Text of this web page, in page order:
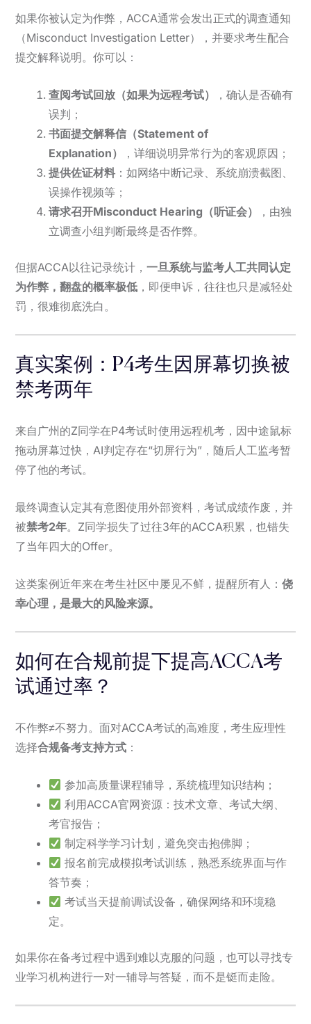
如果你被认定为作弊，ACCA通常会发出正式的调查通知
（Misconduct Investigation Letter），并要求考生配合
提交解释说明。你可以：
查阅考试回放（如果为远程考试）
，确认是否确有
误判；
书面提交解释信（Statement of
Explanation）
，详细说明异常行为的客观原因；
提供佐证材料 ：如网络中断记录、系统崩溃截图、
误操作视频等；
请求召开Misconduct Hearing（听证会）
，由独
立调查小组判断最终是否作弊。
但据ACCA以往记录统计， 一旦系统与监考人工共同认定
为作弊，翻盘的概率极低 ，即便申诉，往往也只是减轻处
罚，很难彻底洗白。
真实案例：P4考生因屏幕切换被
禁考两年
来自广州的Z同学在P4考试时使用远程机考，因中途鼠标
拖动屏幕过快，AI判定存在“切屏行为”，随后人工监考暂
停了他的考试。
最终调查认定其有意图使用外部资料，考试成绩作废，并
被禁考2年。Z同学损失了过往3年的ACCA积累，也错失
了当年四大的Offer。
这类案例近年来在考生社区中屡见不鲜，提醒所有人： 侥
幸心理，是最大的风险来源。
如何在合规前提下提高ACCA考
试通过率？
不作弊≠不努力。面对ACCA考试的高难度，考生应理性
选择合规备考支持方式 ：
参加高质量课程辅导，系统梳理知识结构；
利用ACCA官网资源：技术文章、考试大纲、
考官报告；
制定科学学习计划，避免突击抱佛脚；
报名前完成模拟考试训练，熟悉系统界面与作
答节奏；
考试当天提前调试设备，确保网络和环境稳
定。
如果你在备考过程中遇到难以克服的问题，也可以寻找专
业学习机构进行一对一辅导与答疑，而不是铤而走险。